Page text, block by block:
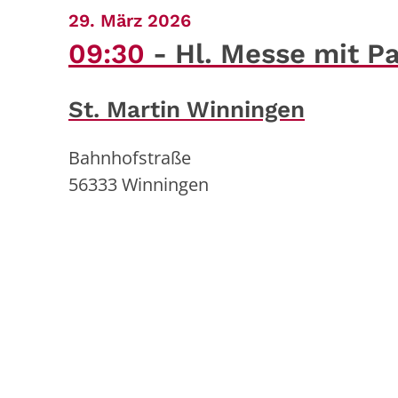
29. März 2026:
09:30 Hl. Messe mit
St. Martin Winningen
Bahnhofstraße
56333Winningen